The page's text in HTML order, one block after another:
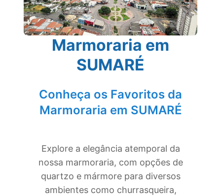
Marmoraria em
SUMARÉ
Conheça os Favoritos da
Marmoraria em SUMARÉ
Explore a elegância atemporal da
nossa marmoraria, com opções de
quartzo e mármore para diversos
ambientes como churrasqueira,